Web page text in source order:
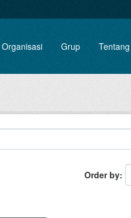
Organisasi Grup Tentang
Order by